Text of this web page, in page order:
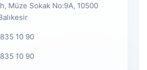
Müze Sokak No:9A, 10500
10 90
10 90